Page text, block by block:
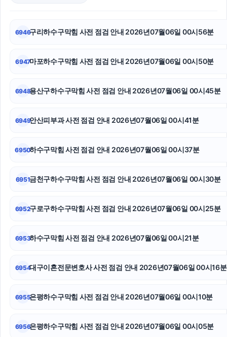
이혼상담
수원이혼전문변호사
수원음주운전변호사
수원이혼변호사
용산구하수구막힘
수원피부과
6946구리하수구막힘 사전 점검 안내 2026년07월06일 00시56분
6947마포하수구막힘 사전 점검 안내 2026년07월06일 00시50분
6948용산구하수구막힘 사전 점검 안내 2026년07월06일 00시45분
6949안산피부과 사전 점검 안내 2026년07월06일 00시41분
6950하수구막힘 사전 점검 안내 2026년07월06일 00시37분
6951금천구하수구막힘 사전 점검 안내 2026년07월06일 00시30분
6952구로구하수구막힘 사전 점검 안내 2026년07월06일 00시25분
6953하수구막힘 사전 점검 안내 2026년07월06일 00시21분
6954대구이혼전문변호사 사전 점검 안내 2026년07월06일 00시16분
6955은평하수구막힘 사전 점검 안내 2026년07월06일 00시10분
6956은평하수구막힘 사전 점검 안내 2026년07월06일 00시05분